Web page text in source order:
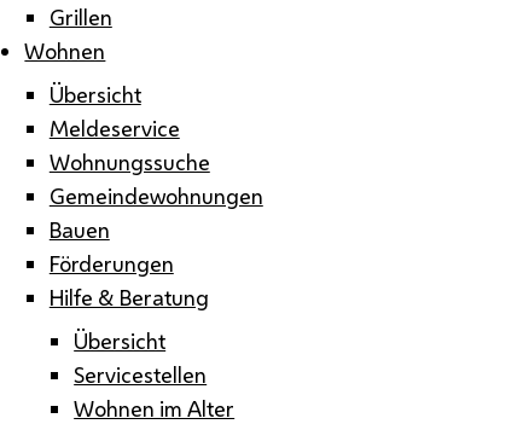
Grillen
Wohnen
Übersicht
Meldeservice
Wohnungssuche
Gemeindewohnungen
Bauen
Förderungen
Hilfe & Beratung
Übersicht
Servicestellen
Wohnen im Alter